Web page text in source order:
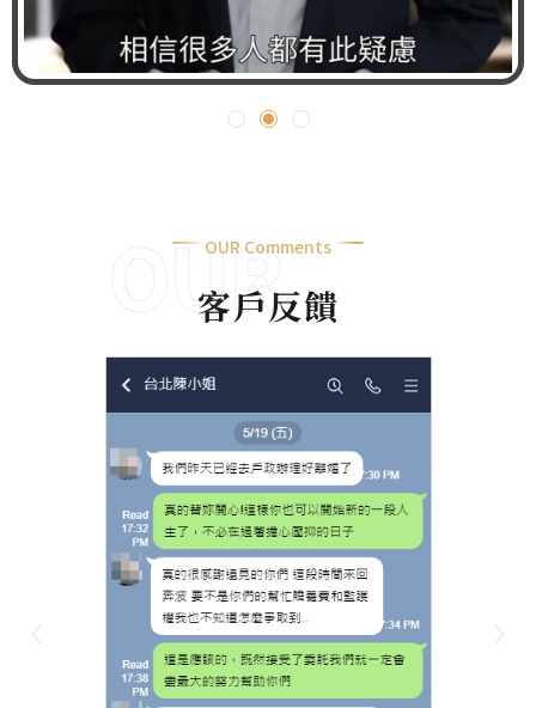
OUR
Comments
OUR Comments
客戶反饋